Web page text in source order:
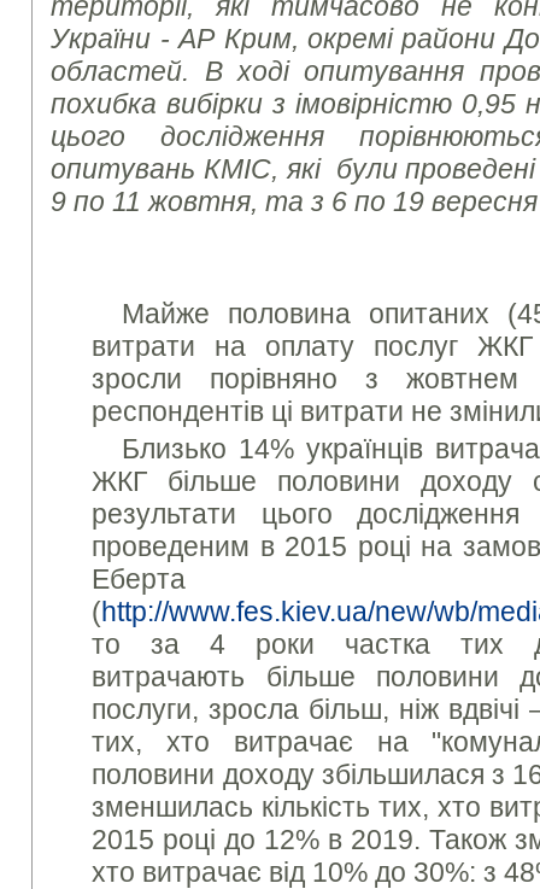
України - АР Крим, окремі райони
областей. В ході опитування
похибка вибірки з імовірністю
цього дослідження
опитувань КМІС, які були
9 по 11 жовтня, та з 6 по 19
Майже половина опитаних
витрати на оплату послуг
зросли порівняно з
респондентів ці витрати не
Близько 14% українців
ЖКГ більше половини доходу
результати цього
проведеним в 2015 році на
Еберта
(http://www.fes.kiev.ua/new/wb/
то за 4 роки частка тих
витрачають більше половини
послуги, зросла більш, ніж
тих, хто витрачає на
половини доходу збільшилася з
зменшилась кількість тих, хто
2015 році до 12% в 2019. Також
хто витрачає від 10% до 30%: з